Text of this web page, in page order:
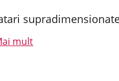
mult